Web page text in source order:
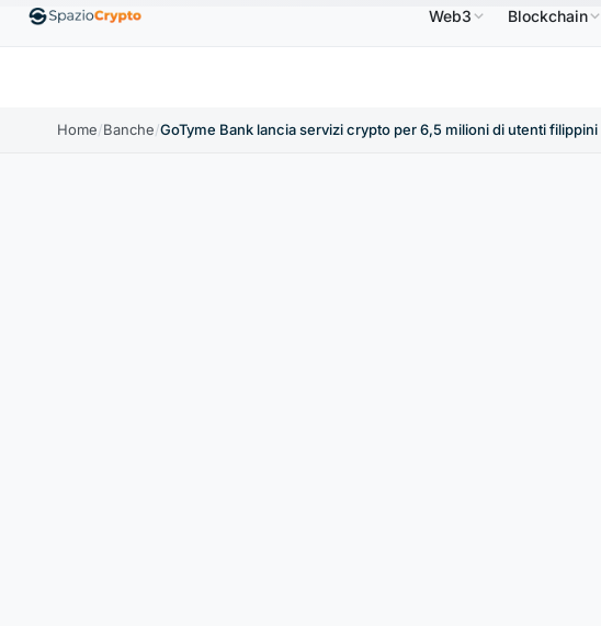
↑1.10% EthereumETH1.880,58 USD ↑0.00% BNB BNB586,64 USD
Web3 Blockchain
Home/Banche/GoTyme Bank lancia servizi crypto per 6,5 milioni di utenti filippini